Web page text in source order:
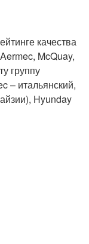
качества
McQuay,
группу
– итальянский,
Hyunday